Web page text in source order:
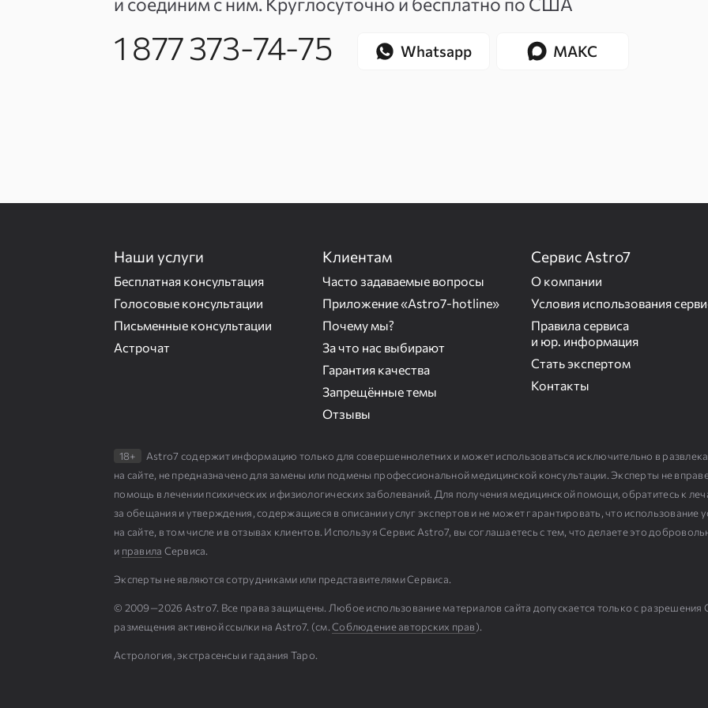
1 877 373-74-75 Whatsapp МАКС
Наши услуги
Бесплатная консультация
Голосовые консультации
Письменные консультации
Астрочат
Клиентам
Часто задаваемые вопросы
Приложение «Astro7-hotline»
Почему мы?
За что нас выбирают
Гарантия качества
Запрещённые темы
Отзывы
Сервис Astro7
О компании
Условия использования
Правила сервиса
и юр. информация
Стать экспертом
Контакты
18+
Astro7 содержит информацию только для совершеннолетних и может использоваться исключительно в
на сайте, не предназначено для замены или подмены профессиональной медицинской консультации. Эксперты не
помощь в лечении психических и физиологических заболеваний. Для получения медицинской помощи, обратитесь к
за обещания и утверждения, содержащиеся в описании услуг экспертов и не может гарантировать, что использование
на сайте, в том числе и в отзывах клиентов. Используя Сервис Astro7, вы соглашаетесь с тем, что делаете это
и правила Сервиса.
Эксперты не являются сотрудниками или представителями Сервиса.
© 2009⁠—⁠2026 Astro7. Все права защищены. Любое использование материалов сайта допускается только с разрешения
размещения активной ссылки на Astro7. (см.Cоблюдение авторских прав).
Астрология, экстрасенсы и гадания Таро.